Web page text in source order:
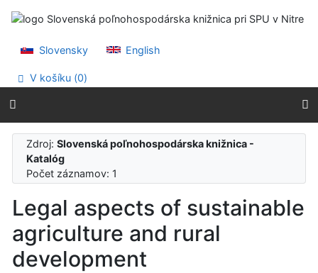
Prejsť na menu
Slovensky
English
V košíku (0)
Zdroj:Slovenská poľnohospodárska knižnica -
Katalóg
Počet záznamov: 1
Legal aspects of sustainable
agriculture and rural
development